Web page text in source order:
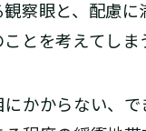
察眼と、配慮
とを考えてしま
かからない、